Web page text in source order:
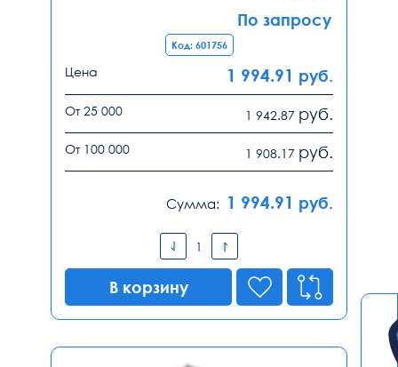
По запросу
Код: 601756
Цена 1 994.91 руб.
От 25 000 1 942.87 руб.
От 100 000 1 908.17 руб.
Сумма: 1 994.91 руб.
В корзину